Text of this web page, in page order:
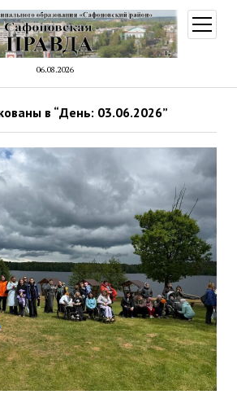
06.08.2026
меню
в “День: 03.06.2026”